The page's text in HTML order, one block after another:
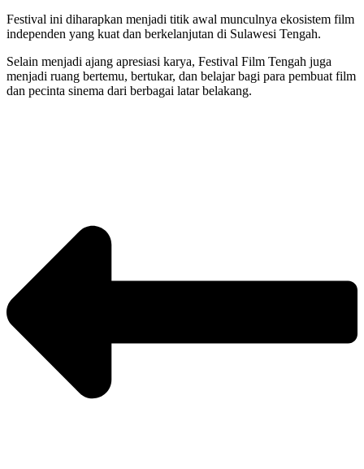
Festival ini diharapkan menjadi titik awal munculnya ekosistem film
independen yang kuat dan berkelanjutan di Sulawesi Tengah.
Selain menjadi ajang apresiasi karya, Festival Film Tengah juga
menjadi ruang bertemu, bertukar, dan belajar bagi para pembuat film
dan pecinta sinema dari berbagai latar belakang.